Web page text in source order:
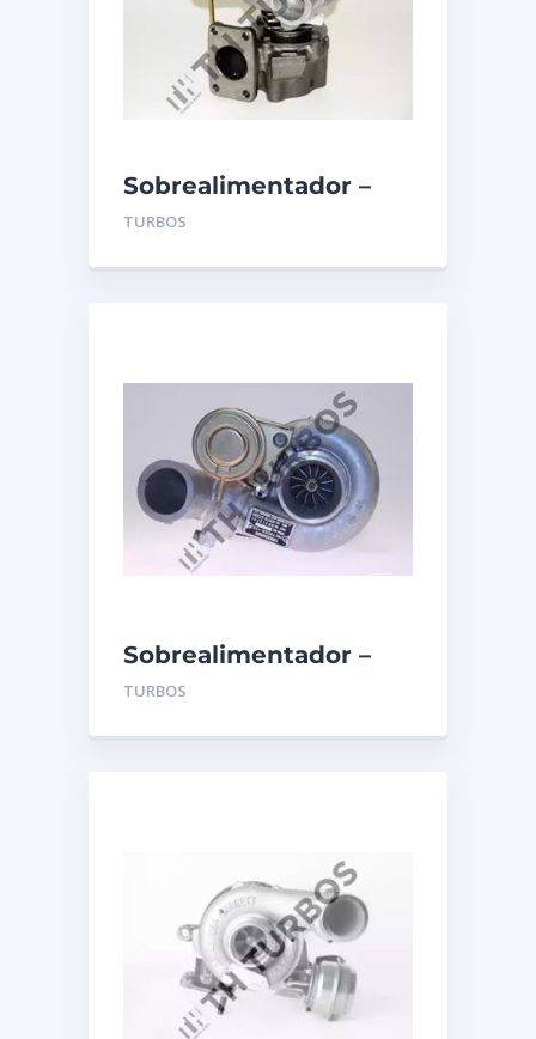
Sobrealimentador –
TURBO’S HOET –
TURBOS
Sobrealimentador –
TURBO’S HOET –
TURBOS